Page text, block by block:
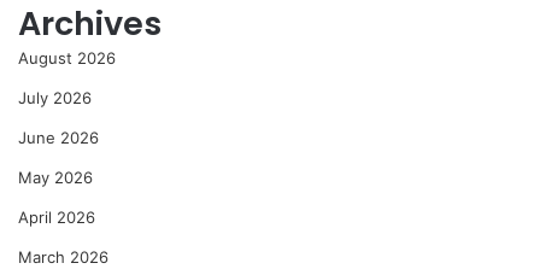
Archives
August 2026
July 2026
June 2026
May 2026
April 2026
March 2026